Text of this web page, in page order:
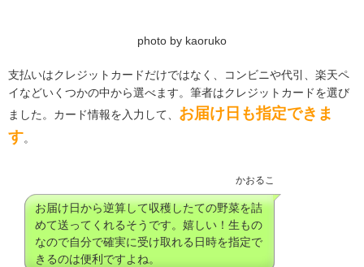
photo by kaoruko
支払いはクレジットカードだけではなく、コンビニや代引、楽天ペ
イなどいくつかの中から選べます。筆者はクレジットカードを選び
ました。カード情報を入力して、 お届け日も指定できま
す。
かおるこ
お届け日から逆算して収穫したての野菜を詰
めて送ってくれるそうです。嬉しい！生もの
なので自分で確実に受け取れる日時を指定で
きるのは便利ですよね。